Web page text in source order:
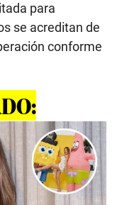
para
se acreditan de
conforme